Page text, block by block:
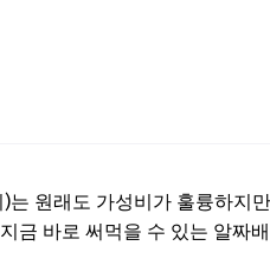
)는 원래도 가성비가 훌륭하지
금 바로 써먹을 수 있는 알짜